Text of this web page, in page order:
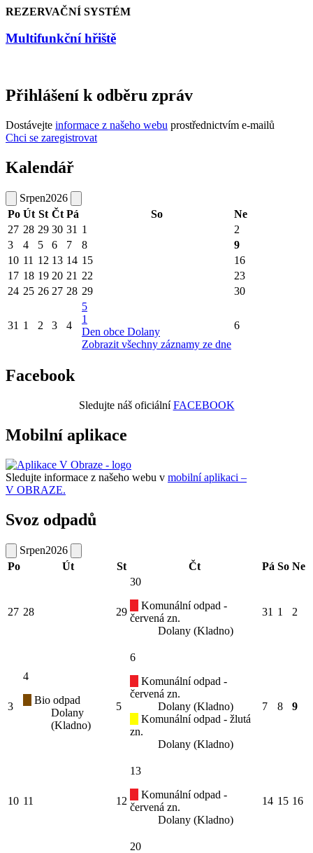
REZERVAČNÍ SYSTÉM
Multifunkční hřiště
Přihlášení k odběru zpráv
Dostávejte informace z našeho webu prostřednictvím e-mailů
Chci se zaregistrovat
Kalendář
Srpen2026
Po Út St Čt Pá So
Ne
27 28 29 30 31 1
2
3
4 5 6 7 8
9
10 11 12 13 14 15
16
17 18 19 20 21 22
23
24 25 26 27 28 29 30
31 1 2 3 4
5
1
Den obce Dolany
Zobrazit všechny záznamy ze dne
6
Facebook
Sledujte náš oficiálníFACEBOOK
Mobilní aplikace
Sledujte informace z našeho webu v mobilní aplikaci –
V OBRAZE.
Svoz odpadů
Srpen2026
Po
Út St Čt Pá So Ne
27 28 29
30
Komunální odpad -
červená zn.
Dolany (Kladno)
31 1 2
3
4
Bio odpad
Dolany
(Kladno)
5
6
Komunální odpad -
červená zn.
Dolany (Kladno)
Komunální odpad - žlutá
zn.
Dolany (Kladno)
7 8 9
10 11 12
13
Komunální odpad -
červená zn.
Dolany (Kladno)
14 15 16
20